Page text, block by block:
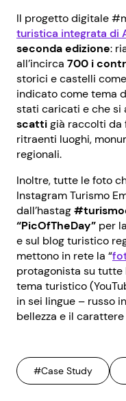
Il progetto digitale
turistica integrata di
seconda edizione:
all’incirca 700 i
storici e castelli
indicato come tema
stati caricati e che si
scattigià raccolti da
ritraenti luoghi,
regionali.
Inoltre, tutte le foto
Instagram Turismo
dall’hastag
“PicOfTheDay” per
e sul blog turistico
mettono in rete la “
protagonista su tutte
tema turistico
in sei lingue – russo
bellezza e il carattere
#Case Study